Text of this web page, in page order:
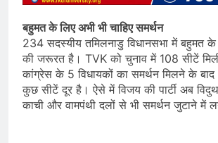
बहुमत के लिए अभी भी चाहिए समर्थन
234 सदस्यीय तमिलनाडु विधानसभा में बहुमत के
की जरूरत है। TVK को चुनाव में 108 सीटें
कांग्रेस के 5 विधायकों का समर्थन मिलने के बाद
कुछ सीटें दूर है। ऐसे में विजय की पार्टी अब
काची और वामपंथी दलों से भी समर्थन जुटाने में